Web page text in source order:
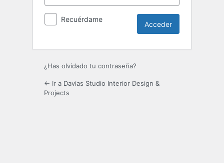
Recuérdame
¿Has olvidado tu contraseña?
← Ir a Davias Studio Interior Design &
Projects